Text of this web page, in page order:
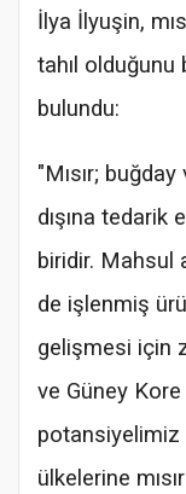
İlya İlyuşin,
tahıl
bulundu:
"Mısır;
dışına tedarik
biridir. Mahsul
de işlenmiş
gelişmesi için
ve Güney Kore
potansiyelimiz
ülkelerine